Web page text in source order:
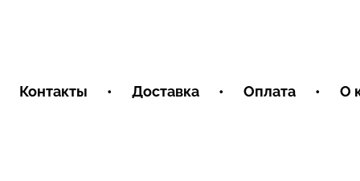
Контакты • Доставка • Оплата • О